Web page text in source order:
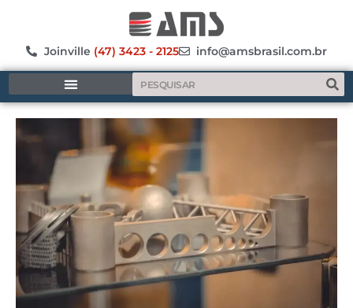
Joinville (47) 3423 - 2125 info@amsbrasil.com.br